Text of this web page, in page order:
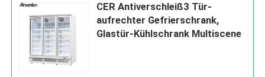
CER Antiverschleiß3 Tür-
aufrechter Gefrierschrank,
Glastür-Kühlschrank Multiscene